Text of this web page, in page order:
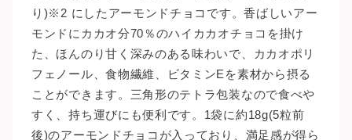
り)※2 にしたアーモンドチョコです。香ばしいアー
モンドにカカオ分70％のハイカカオチョコを掛け
た、ほんのり甘く深みのある味わいで、カカオポリ
フェノール、食物繊維、ビタミンEを素材から摂る
ことができます。三角形のテトラ包装なので食べや
すく、持ち運びにも便利です。1袋に約18g(5粒前
後)のアーモンドチョコが入っており、満足感が得ら